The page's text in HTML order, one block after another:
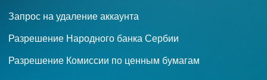
Запрос на удаление аккаунта
Разрешение Народного банка Сербии
Разрешение Комиссии по ценным бумагам